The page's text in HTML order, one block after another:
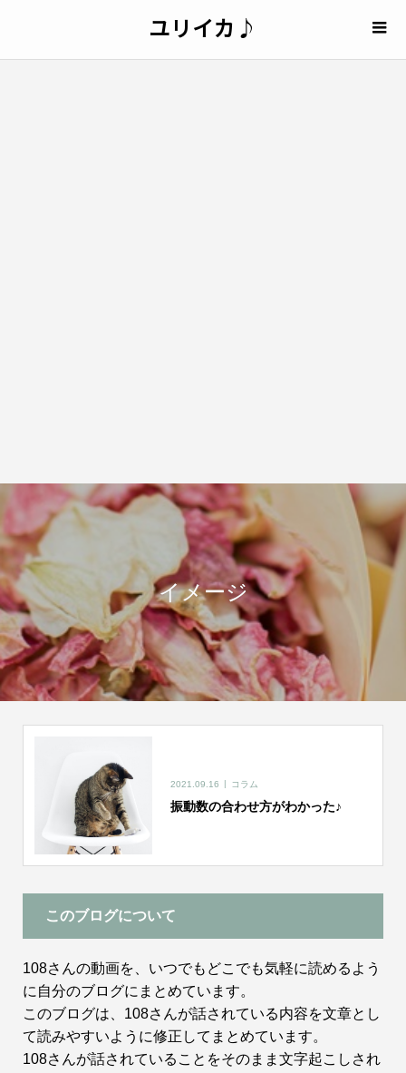
ユリイカ♪
イメージ
2021.09.16 コラム
振動数の合わせ方がわかった♪
このブログについて
108さんの動画を、いつでもどこでも気軽に読めるよう
に自分のブログにまとめています。
このブログは、108さんが話されている内容を文章とし
て読みやすいように修正してまとめています。
108さんが話されていることをそのまま文字起こしされ